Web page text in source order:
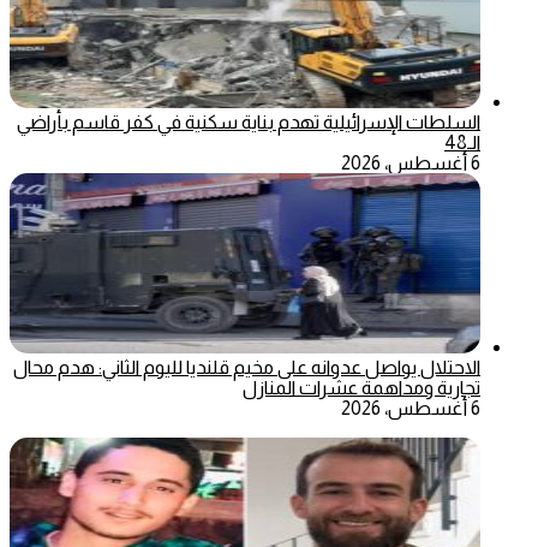
السلطات الإسرائيلية تهدم بناية سكنية في كفر قاسم بأراضي
الـ48
6 أغسطس، 2026
الاحتلال يواصل عدوانه على مخيم قلنديا لليوم الثاني: هدم محال
تجارية ومداهمة عشرات المنازل
6 أغسطس، 2026